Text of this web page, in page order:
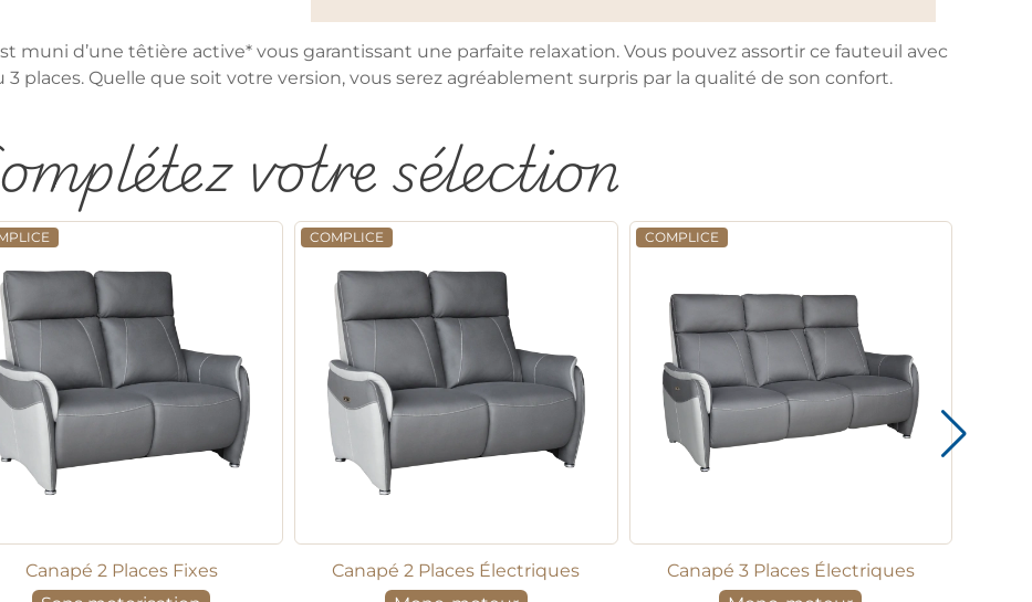
muni d’une têtière active* vous garantissant une parfaite relaxation. Vous pouvez assortir ce fauteuil avec
3 places. Quelle que soit votre version, vous serez agréablement surpris par la qualité de son confort.
votre sélection
Canapé 2 Places Fixes
COMPLICE
Canapé 2 Places Électriques
COMPLICE
Canapé 3 Places Électriques